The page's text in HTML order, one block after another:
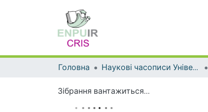
Головна Наукові часописи Університету
Зібрання вантажиться...